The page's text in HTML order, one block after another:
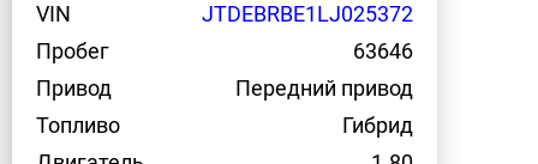
VIN
JTDEBRBE1LJ025372
Пробег
63646
Привод
Передний привод
Топливо
Гибрид